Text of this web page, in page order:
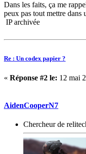
Dans les faits, ça me
peux pas tout mettre dans
IP archivée
Re : Un codex papier ?
« Réponse #2 le: 12 mai
AidenCooperN7
Chercheur de